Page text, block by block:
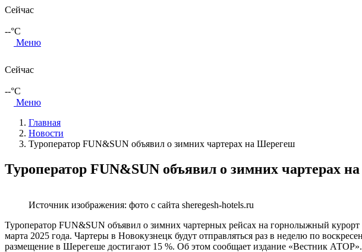
Сейчас
--°C
Меню
Сейчас
--°C
Меню
Главная
Новости
Туроператор FUN&SUN объявил о зимних чартерах на Шерегеш
Туроператор FUN&SUN объявил о зимних чартерах
Источник изображения: фото с сайта sheregesh-hotels.ru
Туроператор FUN&SUN объявил о зимних чартерных рейсах на горнолыжный
марта 2025 года. Чартеры в Новокузнецк будут отправляться раз в неделю по
размещение в Шерегеше достигают 15 %. Об этом сообщает издание «Вестник АТОР».